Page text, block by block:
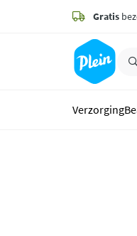
zoeken
hoofdinhoud
Gratis
Verzorging